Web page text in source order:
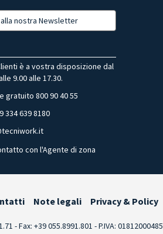
nostra Newsletter
è a vostra disposizione dal
9.00 alle 17.30.
gratuito 800 90 40 55
334 639 8180
con l'Agente di zona
Note legali Privacy & Policy
- Fax: +39 055.8991.801 - P.IVA: 01812000485